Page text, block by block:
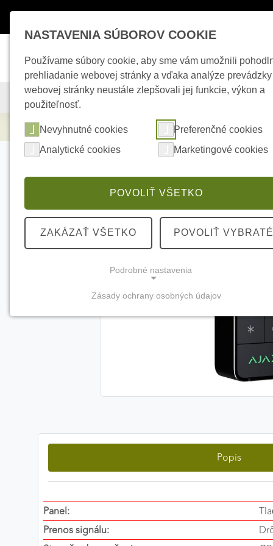
KAMEROVÉ SYSTÉMY ZABEZPEČOVACIE SYSTÉMY
Zabezpečovacie systémy AJAX
Popis
Panel:
Prenos signálu:
NASTAVENIA SÚBOROV COOKIE
Používame súbory cookie, aby sme vám umožnili
prehliadanie webovej stránky a vďaka analýze prevádzky
webovej stránky neustále zlepšovali jej funkcie, výkon a
použiteľnosť.
Nevyhnutné cookies
Preferenčné cookies
Analytické cookies
Marketingové cookies
POVOLIŤ VŠETKO
ZAKÁZAŤ VŠETKO POVOLIŤ VYBRATÉ
Podrobné nastavenia
Tieto cookies sú potrebné na správne fungovanie
webovej stránky a bez nich by nebolo možné
zvolený jazyk, región alebo prihlasovacie údaje. Vďaka
nim vám dokážeme poskytnúť personalizovanejšie a
pohodlnejšie používanie webovej stránky.
Zásady ochrany osobných údajov